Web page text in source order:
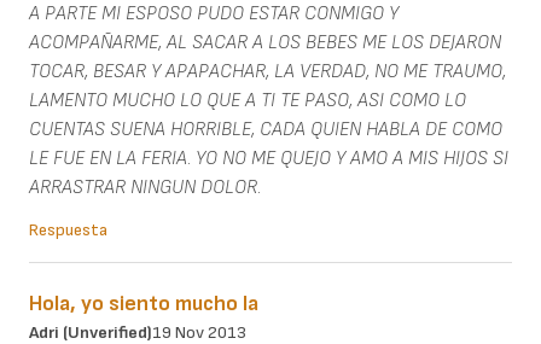
A PARTE MI ESPOSO PUDO ESTAR CONMIGO Y
ACOMPAÑARME, AL SACAR A LOS BEBES ME LOS DEJARON
TOCAR, BESAR Y APAPACHAR, LA VERDAD, NO ME TRAUMO,
LAMENTO MUCHO LO QUE A TI TE PASO, ASI COMO LO
CUENTAS SUENA HORRIBLE, CADA QUIEN HABLA DE COMO
LE FUE EN LA FERIA. YO NO ME QUEJO Y AMO A MIS HIJOS SI
ARRASTRAR NINGUN DOLOR.
Respuesta
Hola, yo siento mucho la
Adri (unverified)19 Nov 2013